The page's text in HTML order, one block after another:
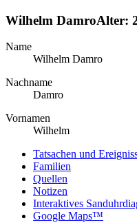
Wilhelm DamroAlter:
Name
Wilhelm Damro
Nachname
Damro
Vornamen
Wilhelm
Tatsachen und
Familien
Quellen
Notizen
Interaktives
Google Maps™